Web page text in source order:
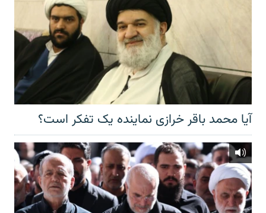
آیا محمد باقر خرازی نماینده یک تفکر است؟